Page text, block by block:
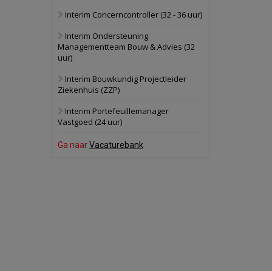
Bekijk
Schuinesloot
27 augustus 2026 Binnenvaartschip
17 september 2026
17 september 2026
Voormalig
Interim Concerncontroller (32 - 36 uur)
Interim Ondersteuning
Managementteam Bouw & Advies (32
uur)
Interim Bouwkundig Projectleider
Ziekenhuis (ZZP)
Interim Portefeuillemanager
Vastgoed (24 uur)
Ga naarVacaturebank